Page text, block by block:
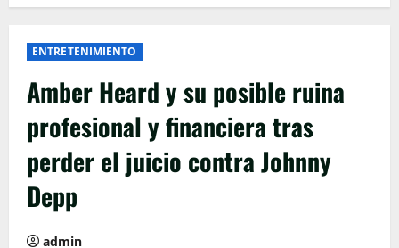
ENTRETENIMIENTO
Amber Heard y su posible ruina
profesional y financiera tras
perder el juicio contra Johnny
Depp
admin